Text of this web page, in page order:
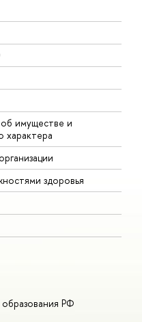
имуществе и
характера
здоровья
РФ